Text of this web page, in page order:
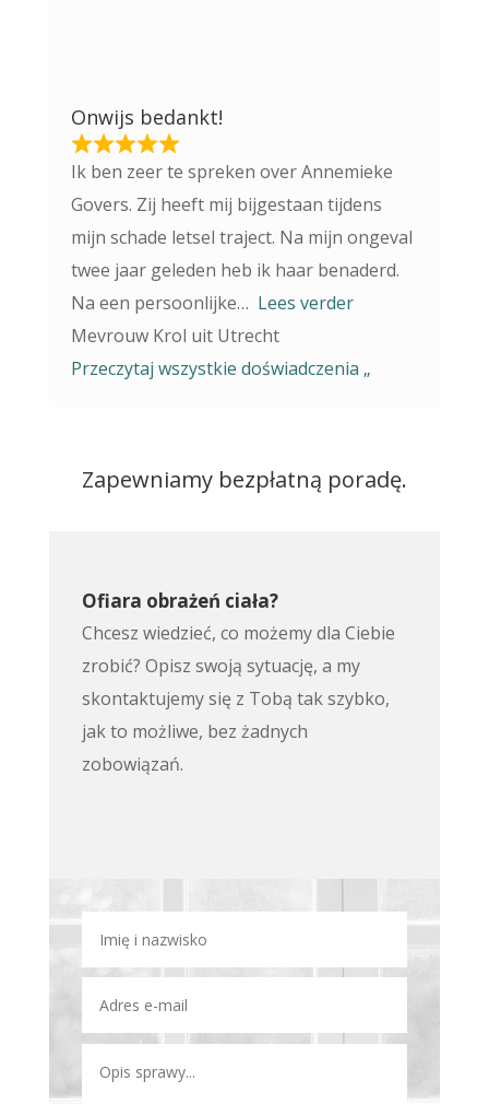
Onwijs bedankt!
Ik ben zeer te spreken over Annemieke
Govers. Zij heeft mij bijgestaan tijdens
mijn schade letsel traject. Na mijn ongeval
twee jaar geleden heb ik haar benaderd.
Na een persoonlijke
Lees verder
Mevrouw Krol uit Utrecht
Przeczytaj wszystkie doświadczenia „
Zapewniamy bezpłatną poradę.
Ofiara obrażeń ciała?
Chcesz wiedzieć, co możemy dla Ciebie
zrobić? Opisz swoją sytuację, a my
skontaktujemy się z Tobą tak szybko,
jak to możliwe, bez żadnych
zobowiązań.